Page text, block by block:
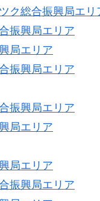
ク総合振興局エリ
振興局エリア
局エリア
振興局エリア
振興局エリア
局エリア
局エリア
振興局エリア